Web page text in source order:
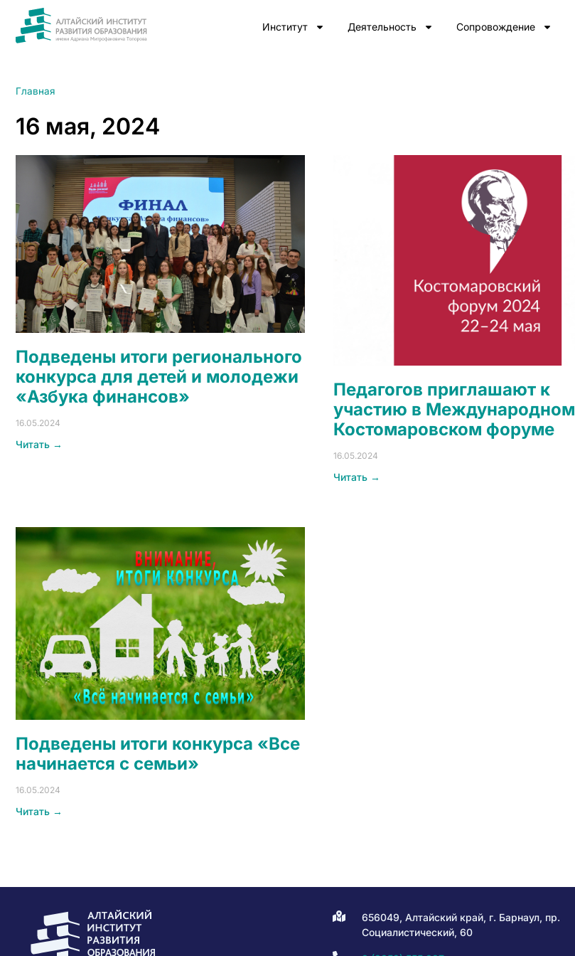
Институт Деятельность Сопровождение
Главная
16 мая, 2024
Подведены итоги регионального
конкурса для детей и молодежи
«Азбука финансов»
16.05.2024
Читать →
Педагогов приглашают к
участию в Международном
Костомаровском форуме
16.05.2024
Читать →
Подведены итоги конкурса «Все
начинается с семьи»
16.05.2024
Читать →
656049, Алтайский край, г. Барнаул, пр.
Социалистический, 60